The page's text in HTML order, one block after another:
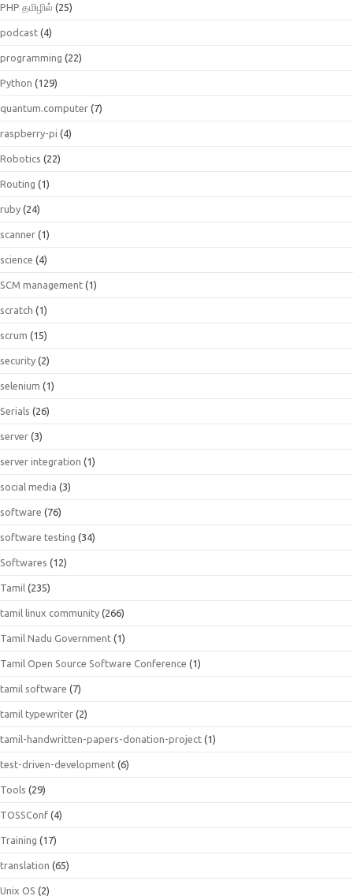
PHP தமிழில் (25)
podcast (4)
programming (22)
Python (129)
quantum.computer (7)
raspberry-pi (4)
Robotics (22)
Routing (1)
ruby (24)
scanner (1)
science (4)
SCM management (1)
scratch (1)
scrum (15)
security (2)
selenium (1)
Serials (26)
server (3)
server integration (1)
social media (3)
software (76)
software testing (34)
Softwares (12)
Tamil (235)
tamil linux community (266)
Tamil Nadu Government (1)
Tamil Open Source Software Conference (1)
tamil software (7)
tamil typewriter (2)
tamil-handwritten-papers-donation-project (1)
test-driven-development (6)
Tools (29)
TOSSConf (4)
Training (17)
translation (65)
Unix OS (2)